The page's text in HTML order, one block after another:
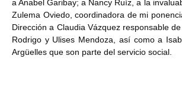
a Anabel Garibay; a Nancy Ruíz, a la
Zulema Oviedo, coordinadora de mi
Dirección a Claudia Vázquez responsable
Rodrigo y Ulises Mendoza, así como a
Argüelles que son parte del servicio social.